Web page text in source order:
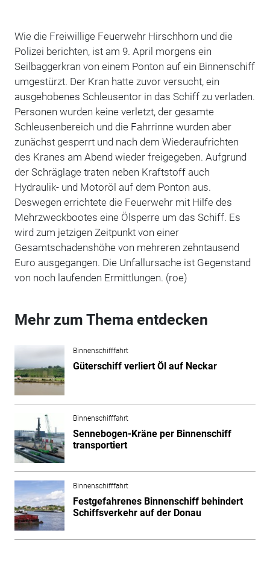
Wie die Freiwillige Feuerwehr Hirschhorn und die
Polizei berichten, ist am 9. April morgens ein
Seilbaggerkran von einem Ponton auf ein Binnenschiff
umgestürzt. Der Kran hatte zuvor versucht, ein
ausgehobenes Schleusentor in das Schiff zu verladen.
Personen wurden keine verletzt, der gesamte
Schleusenbereich und die Fahrrinne wurden aber
zunächst gesperrt und nach dem Wiederaufrichten
des Kranes am Abend wieder freigegeben. Aufgrund
der Schräglage traten neben Kraftstoff auch
Hydraulik- und Motoröl auf dem Ponton aus.
Deswegen errichtete die Feuerwehr mit Hilfe des
Mehrzweckbootes eine Ölsperre um das Schiff. Es
wird zum jetzigen Zeitpunkt von einer
Gesamtschadenshöhe von mehreren zehntausend
Euro ausgegangen. Die Unfallursache ist Gegenstand
von noch laufenden Ermittlungen. (roe)
Mehr zum Thema entdecken
Binnenschifffahrt
Güterschiff verliert Öl auf Neckar
Binnenschifffahrt
Sennebogen-Kräne per Binnenschiff
transportiert
Binnenschifffahrt
Festgefahrenes Binnenschiff behindert
Schiffsverkehr auf der Donau